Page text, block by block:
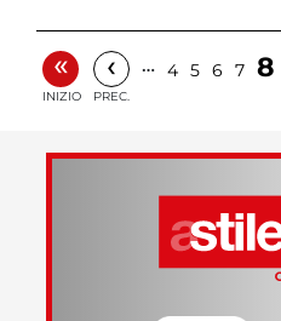
«
INIZIO
‹
PREC.
… 4 5 6 7 8